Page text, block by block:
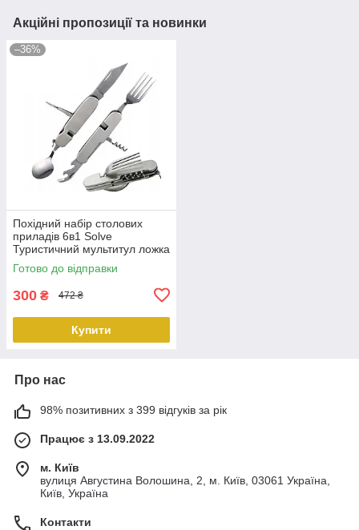
Акційні пропозиції та новинки
–36%
Похідний набір столових
приладів 6в1 Solve
Туристичний мультитул ложка
вилка ніж штопор KT6010602
PeremogaUA
Готово до відправки
300 ₴ 472 ₴
Купити
Про нас
98% позитивних з 399 відгуків за рік
Працює з 13.09.2022
м. Київ
вулиця Августина Волошина, 2, м. Київ, 03061 Україна,
Київ, Україна
Контакти